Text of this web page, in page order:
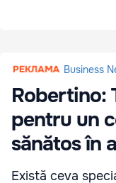
Business
Robertino:
pentru un
sănătos
Există ceva